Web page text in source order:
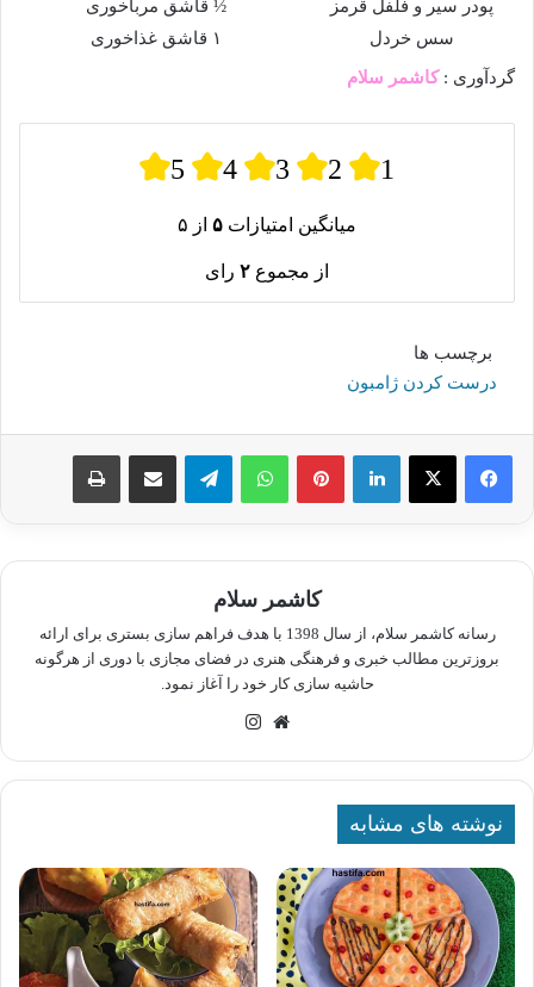
پودر سیر و فلفل قرمز
½ قاشق مرباخوری
سس خردل
۱ قاشق غذاخوری
گردآوری :کاشمر سلام
5 4 3 2 1
میانگین امتیازات ۵ از ۵
از مجموع ۲ رای
برچسب ها
درست کردن ژامبون
لینکدین پینترستواتس آپ تلگرام اشتراک گذاری از طریق ایمیل چاپ
کاشمر سلام
رسانه کاشمر سلام، از سال 1398 با هدف فراهم سازی بستری برای ارائه
بروزترین مطالب خبری و فرهنگی هنری در فضای مجازی با دوری از هرگونه
حاشیه سازی کار خود را آغاز نمود.
وبسایت
نوشته های مشابه